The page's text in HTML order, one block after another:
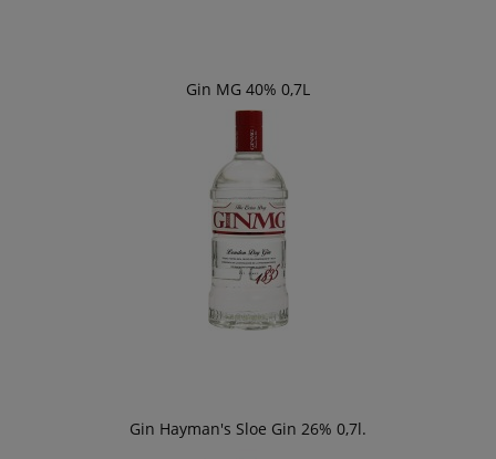
Gin MG 40% 0,7L
Gin Hayman's Sloe Gin 26% 0,7l.